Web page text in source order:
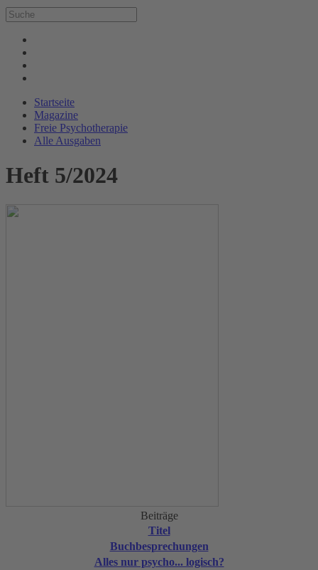
Startseite
Magazine
Freie Psychotherapie
Alle Ausgaben
Heft 5/2024
Beiträge
Titel
Buchbesprechungen
Alles nur psycho... logisch?